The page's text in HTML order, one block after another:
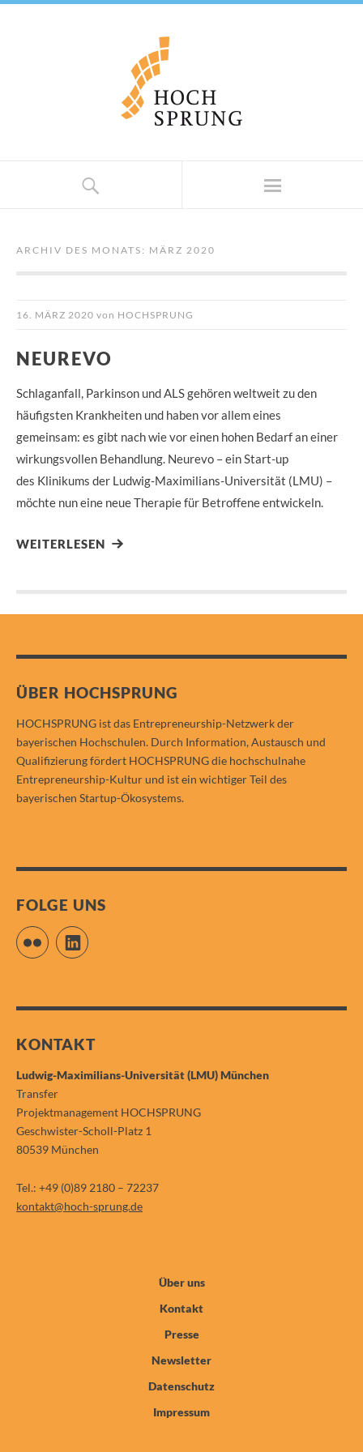
ARCHIV DES MONATS: MÄRZ 2020
16. MÄRZ 2020 von HOCHSPRUNG
NEUREVO
Schlaganfall, Parkinson und ALS gehören weltweit zu den
häufigsten Krankheiten und haben vor allem eines
gemeinsam: es gibt nach wie vor einen hohen Bedarf an einer
wirkungsvollen Behandlung. Neurevo – ein Start-up
des Klinikums der Ludwig-Maximilians-Universität (LMU) –
möchte nun eine neue Therapie für Betroffene entwickeln.
WEITERLESEN
ÜBER HOCHSPRUNG
HOCHSPRUNG ist das Entrepreneurship-Netzwerk der
bayerischen Hochschulen. Durch Information, Austausch und
Qualifizierung fördert HOCHSPRUNG die hochschulnahe
Entrepreneurship-Kultur und ist ein wichtiger Teil des
bayerischen Startup-Ökosystems.
FOLGE UNS
Flickr LinkedIn
KONTAKT
Ludwig-Maximilians-Universität (LMU) München
Transfer
Projektmanagement HOCHSPRUNG
Geschwister-Scholl-Platz 1
80539 München
Tel.: +49 (0)89 2180 – 72237
kontakt@hoch-sprung.de
Über uns
Kontakt
Presse
Newsletter
Datenschutz
Impressum